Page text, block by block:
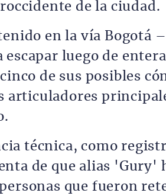
de la ciudad.
en la vía Bogotá
luego de
de sus posibles
articuladores
técnica, como
de que alias 'Gury'
que fueron